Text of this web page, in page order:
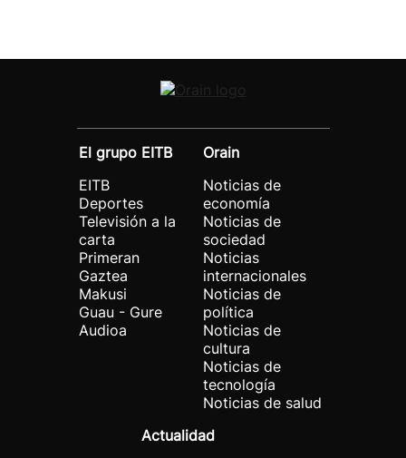
El grupo EITB
EITB
Deportes
Televisión a la
carta
Primeran
Gaztea
Makusi
Guau - Gure
Audioa
Orain
Noticias de
economía
Noticias de
sociedad
Noticias
internacionales
Noticias de
política
Noticias de
cultura
Noticias de
tecnología
Noticias de salud
Actualidad